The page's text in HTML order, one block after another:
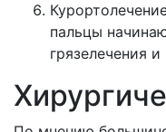
пальцы
грязелечения